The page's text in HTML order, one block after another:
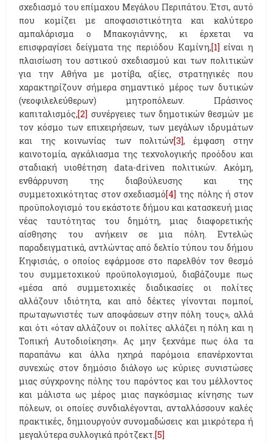
σχεδιασμό του επίμαχου Μεγάλου Περιπάτου. Έτσι, αυτό
που κομίζει με αποφασιστικότητα και καλύτερο
αμπαλάρισμα ο Μπακογιάννης, κι έρχεται να
επισφραγίσει δείγματα της περιόδου Καμίνη,[1] είναι η
πλαισίωση του αστικού σχεδιασμού και των πολιτικών
για την Αθήνα με μοτίβα, αξίες, στρατηγικές που
χαρακτηρίζουν σήμερα σημαντικό μέρος των δυτικών
(νεοφιλελεύθερων) μητροπόλεων. Πράσινος
καπιταλισμός,[2] συνέργειες των δημοτικών θεσμών με
τον κόσμο των επιχειρήσεων, των μεγάλων ιδρυμάτων
και της κοινωνίας των πολιτών[3], έμφαση στην
καινοτομία, αγκάλιασμα της τεχνολογικής προόδου και
σταδιακή υιοθέτηση data-driven πολιτικών. Ακόμη,
ενθάρρυνση της διαβούλευσης και της
συμμετοχικότητας στον σχεδιασμό[4] της πόλης ή στον
προϋπολογισμό του εκάστοτε δήμου και κατασκευή μιας
νέας ταυτότητας του δημότη, μιας διαφορετικής
αίσθησης του ανήκειν σε μια πόλη. Εντελώς
παραδειγματικά, αντλώντας από δελτίο τύπου του δήμου
Κηφισιάς, ο οποίος εφάρμοσε στο παρελθόν τον θεσμό
του συμμετοχικού προϋπολογισμού, διαβάζουμε πως
«μέσα από συμμετοχικές διαδικασίες οι πολίτες
αλλάζουν ιδιότητα, και από δέκτες γίνονται πομποί,
πρωταγωνιστές των αποφάσεων στην πόλη τους», αλλά
και ότι «όταν αλλάζουν οι πολίτες αλλάζει η πόλη και η
Τοπική Αυτοδιοίκηση». Ας μην ξεχνάμε πως όλα τα
παραπάνω και άλλα ηχηρά παρόμοια επανέρχονται
συνεχώς στον δημόσιο διάλογο ως κύριες συνιστώσες
μιας σύγχρονης πόλης του παρόντος και του μέλλοντος
και μάλιστα ως μέρος μιας παγκόσμιας κίνησης των
πόλεων, οι οποίες συνδιαλέγονται, ανταλλάσσουν καλές
πρακτικές, δημιουργούν συνομαδώσεις και μικρότερα ή
μεγαλύτερα συλλογικά πρότζεκτ.[5]